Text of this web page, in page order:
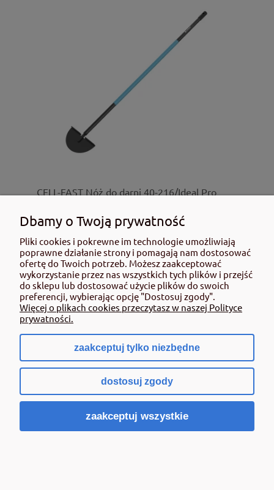
CELL-FAST Nóż do darni 40-216/Ideal Pro
75,00 zł
zawiera 23% VAT, bez kosztów dostawy
Cena netto:60,98 zł
Do koszyka
Dbamy o Twoją prywatność
Pliki cookies i pokrewne im technologie umożliwiają
poprawne działanie strony i pomagają nam dostosować
ofertę do Twoich potrzeb. Możesz zaakceptować
wykorzystanie przez nas wszystkich tych plików i przejść
do sklepu lub dostosować użycie plików do swoich
preferencji, wybierając opcję "Dostosuj zgody".
Więcej o plikach cookies przeczytasz w naszej Polityce
prywatności.
zaakceptuj tylko niezbędne
dostosuj zgody
zaakceptuj wszystkie